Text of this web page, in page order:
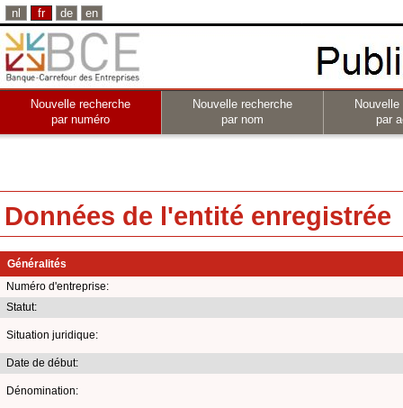
nl fr de en
Nouvelle recherche
par numéro
Nouvelle recherche
par nom
par
Données de l'entité enregistrée
Généralités
Numéro d'entreprise:
Statut:
Situation juridique:
Date de début:
Dénomination: